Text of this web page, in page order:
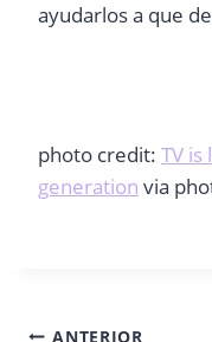
ayudarlos a que
photo credit: TV is
generation via
ANTERIOR